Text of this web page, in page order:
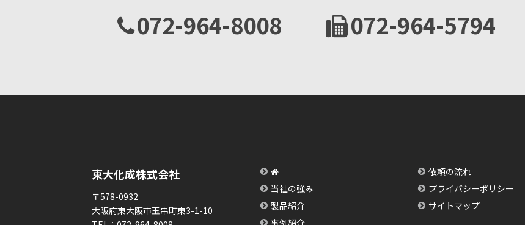
072-964-8008 072-964-5794
東大化成株式会社
〒578-0932
大阪府東大阪市玉串町東3-1-10
当社の強み
製品紹介
依頼の流れ
プライバシーポリシー
サイトマップ